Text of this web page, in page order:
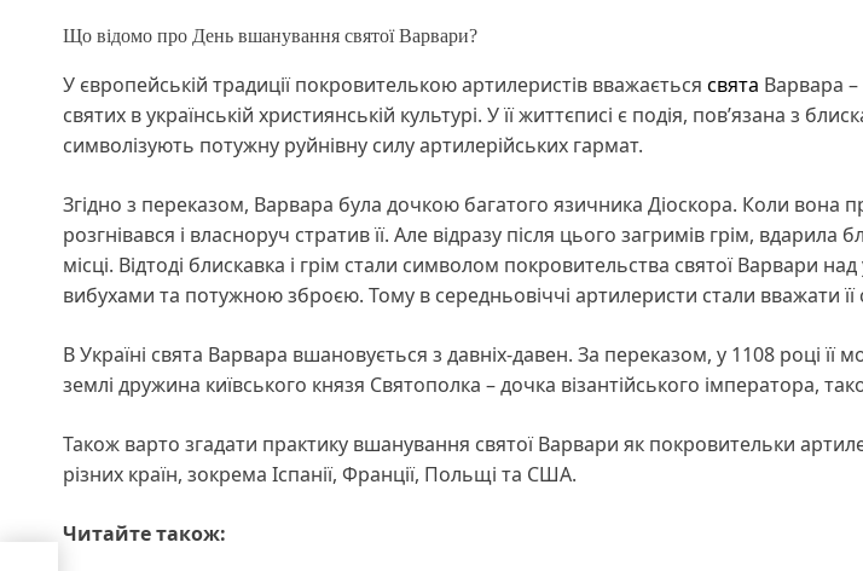
Що відомо про День вшанування святої Варвари?
У європейській традиції покровителькою артилеристів вважається свята Варвара
святих в українській християнській культурі. У її життєписі є подія, пов’язана з
символізують потужну руйнівну силу артилерійських гармат.
Згідно з переказом, Варвара була дочкою багатого язичника Діоскора. Коли вона
розгнівався і власноруч стратив її. Але відразу після цього загримів грім, вдарила
місці. Відтоді блискавка і грім стали символом покровительства святої Варвари
вибухами та потужною зброєю. Тому в середньовіччі артилеристи стали вважати
В Україні свята Варвара вшановується з давніх-давен. За переказом, у 1108 році її
землі дружина київського князя Святополка – дочка візантійського імператора,
Також варто згадати практику вшанування святої Варвари як покровительки
різних країн, зокрема Іспанії, Франції, Польщі та США.
Читайте також: